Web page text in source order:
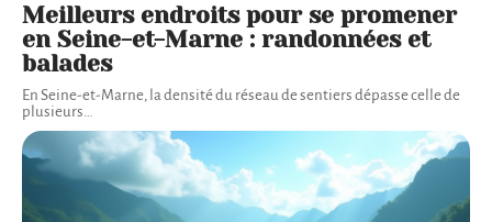
Meilleurs endroits pour se promener
en Seine-et-Marne : randonnées et
balades
En Seine-et-Marne, la densité du réseau de sentiers dépasse celle de
plusieurs